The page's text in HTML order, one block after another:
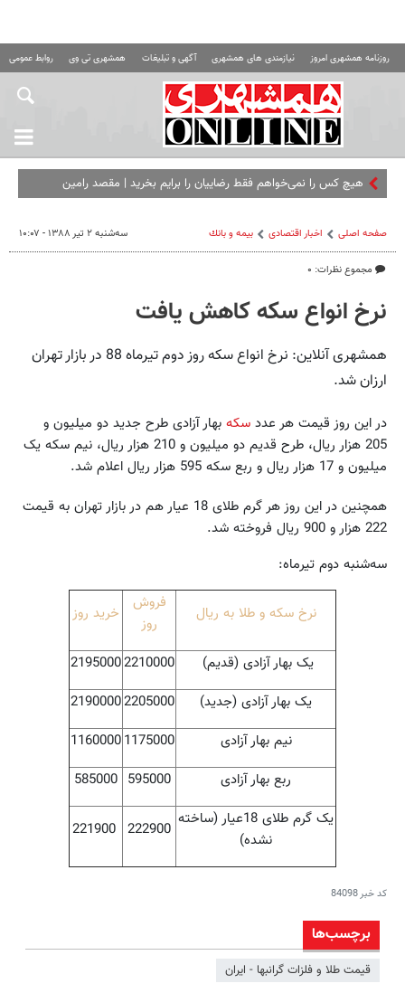
روزنامه همشهری امروز نیازمندی های همشهری آگهی و تبلیغات همشهری تی وی روابط عمومی
هیچ کس را نمی‌خواهم فقط رضاییان را برایم بخرید | مقصد رامین
صفحه اصلی اخبار اقتصادی بيمه و بانك
مجموع نظرات: ۰
سه‌شنبه ۲ تیر ۱۳۸۸ - ۱۰:۰۷
نرخ انواع سکه کاهش یافت
همشهری آنلاین: نرخ انواع سکه روز دوم تیرماه 88 در بازار تهران
ارزان شد.
در این روز قیمت هر عدد سکه بهار آزادی طرح جدید دو میلیون و
205 هزار ریال، طرح قدیم دو میلیون و 210 هزار ریال، نیم سکه یک
میلیون و 17 هزار ریال و ربع سکه 595 هزار ریال اعلام شد.
همچنین در این روز هر گرم طلای 18 عیار هم در بازار تهران به قیمت
222 هزار و 900 ریال فروخته شد.
سه‌شنبه دوم تیرماه:
نرخ سکه و طلا به ریال
فروش
روز
خرید روز
یک بهار آزادی (قدیم) 2210000
2195000
یک بهار آزادی (جدید)
2205000
2190000
نیم بهار آزادی
1175000
1160000
ربع بهار آزادی
595000
585000
یک گرم طلای 18عیار (ساخته
نشده)
222900
221900
کد خبر84098
برچسب‌ها
قیمت طلا و فلزات گرانبها - ایران